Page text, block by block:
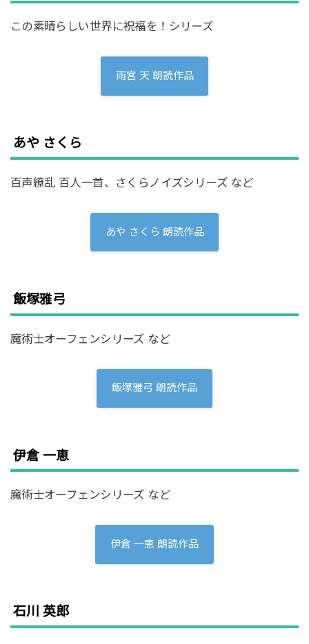
この素晴らしい世界に祝福を！シリーズ
雨宮 天 朗読作品
あや さくら
百声繚乱 百人一首、さくらノイズシリーズ など
あや さくら 朗読作品
飯塚雅弓
魔術士オーフェンシリーズ など
飯塚雅弓 朗読作品
伊倉 一恵
魔術士オーフェンシリーズ など
伊倉 一恵 朗読作品
石川 英郎